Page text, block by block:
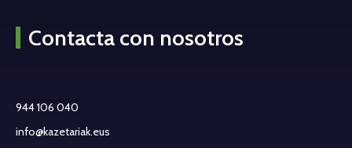
Contacta con nosotros
944 106 040
info@kazetariak.eus